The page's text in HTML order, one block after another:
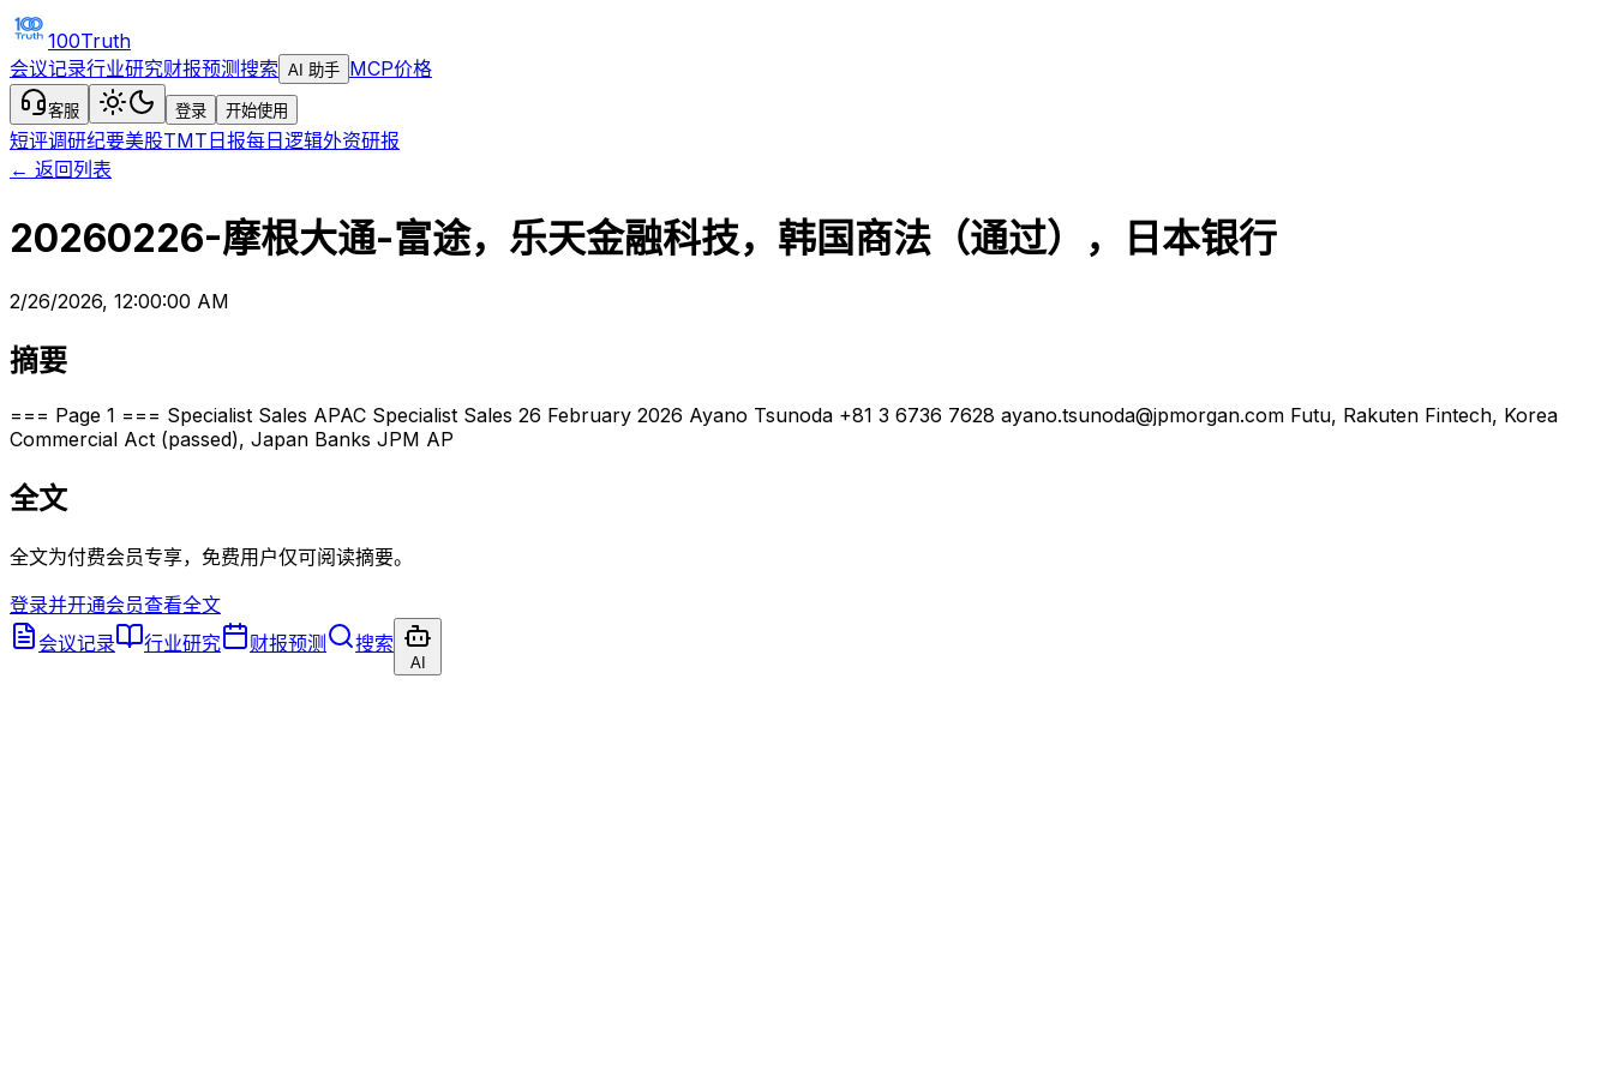
100Truth
会议记录行业研究财报预测搜索 AI 助手 MCP价格
客服 登录 开始使用
短评调研纪要美股TMT日报每日逻辑外资研报
← 返回列表
20260226-摩根大通-富途，乐天金融科技，韩国商法（通过），日本银行
2/26/2026, 12:00:00 AM
摘要
=== Page 1 === Specialist Sales APAC Specialist Sales 26 February 2026 Ayano Tsunoda +81 3 6736 7628 ayano.tsunoda@jpmorgan.com Futu, Rakuten Fintech, Korea
Commercial Act (passed), Japan Banks JPM AP
全文
全文为付费会员专享，免费用户仅可阅读摘要。
登录并开通会员查看全文
会议记录
行业研究 财报预测 搜索
AI